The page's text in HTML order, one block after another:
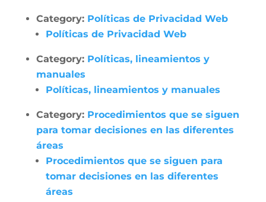
Category: Políticas de Privacidad Web
Políticas de Privacidad Web
Category: Políticas, lineamientos y
manuales
Políticas, lineamientos y manuales
Category: Procedimientos que se siguen
para tomar decisiones en las diferentes
áreas
Procedimientos que se siguen para
tomar decisiones en las diferentes
áreas